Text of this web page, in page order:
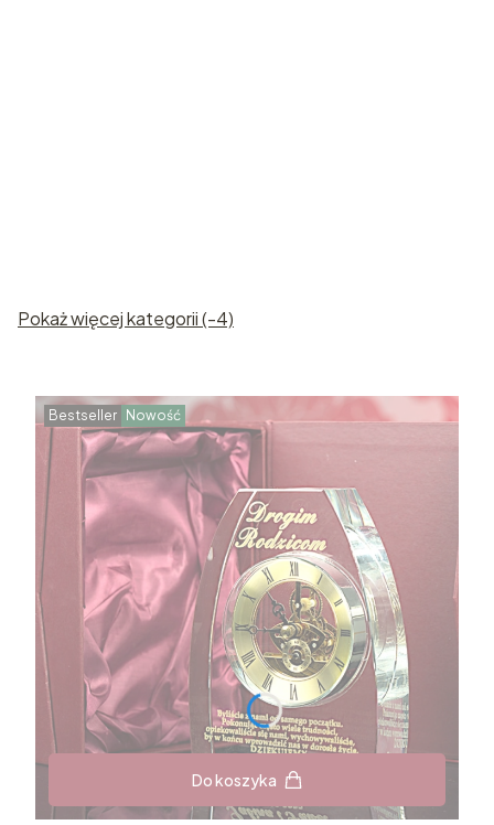
Pokaż więcej kategorii (-4)
Bestseller Nowość
Do koszyka